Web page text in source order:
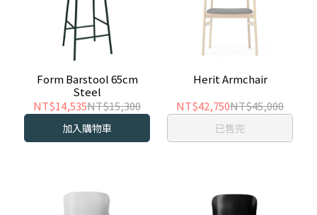
Form Barstool 65cm
Steel
NT$14,535NT$15,300
加入購物車
Herit Armchair
NT$42,750NT$45,000
已售完